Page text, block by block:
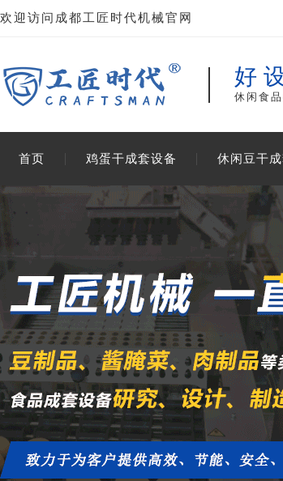
欢迎访问成都工匠时代机械官网
好
休闲食
首页 鸡蛋干成套设备 休闲豆干